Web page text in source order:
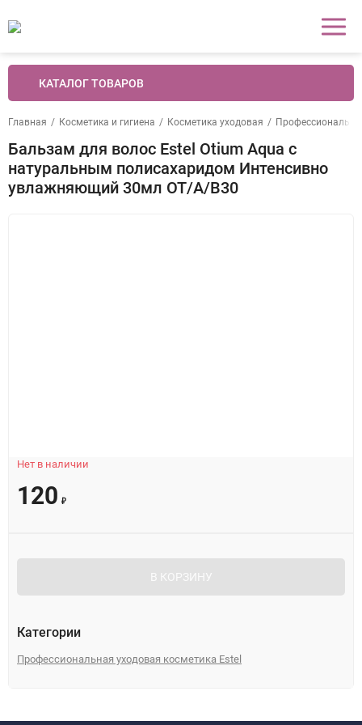
КАТАЛОГ ТОВАРОВ
Главная / Косметика и гигиена / Косметика уходовая /
Бальзам для волос Estel Otium Aqua с
натуральным полисахаридом Интенсивно
увлажняющий 30мл OT/A/B30
Нет в наличии
120 ₽
В КОРЗИНУ
Категории
Профессиональная уходовая косметика Estel